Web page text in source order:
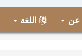
عن اللغة